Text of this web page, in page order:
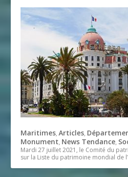
Maritimes,Articles,
Monument, News Tendance,
Mardi 27 juillet 2021, le Comité du
sur la Liste du patrimoine mondial de